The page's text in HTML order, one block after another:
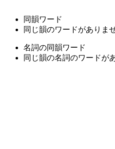
同韻ワード
同じ韻のワードがありま
名詞の同韻ワード
同じ韻の名詞のワードが